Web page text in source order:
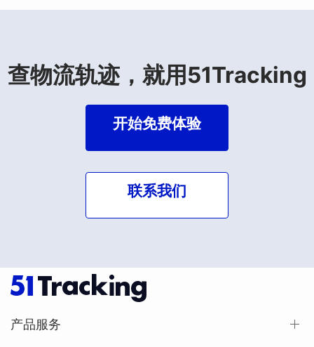
查物流轨迹，就用51Tracking
开始免费体验
联系我们
产品服务